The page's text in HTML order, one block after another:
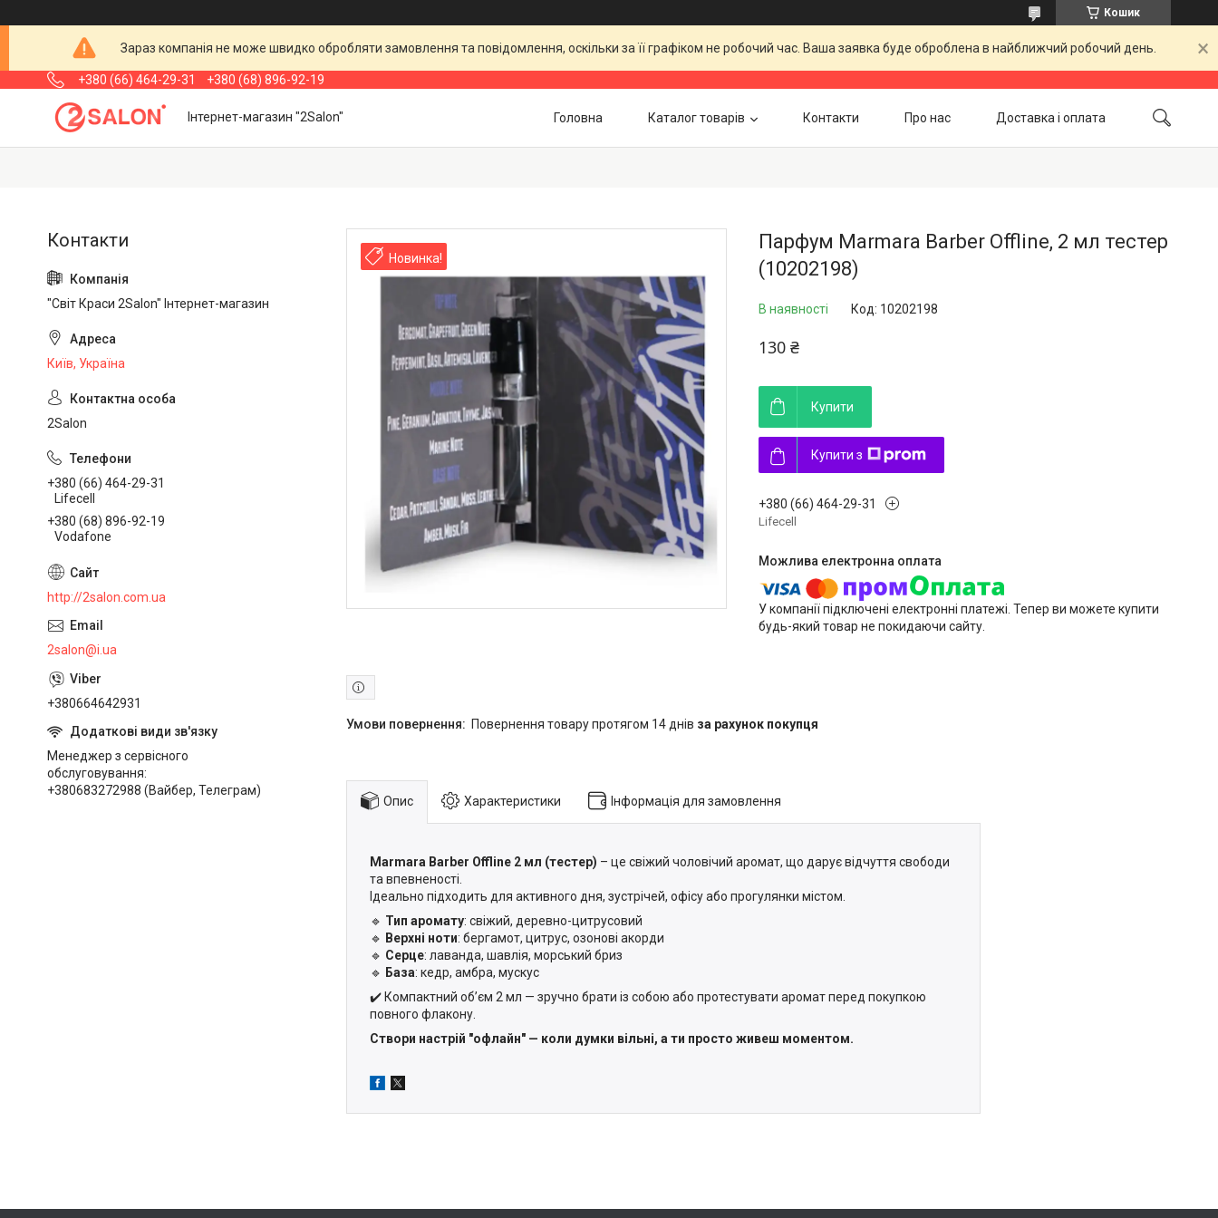
Кошик
Зараз компанія не може швидко обробляти замовлення та повідомлення, оскільки за її графіком не робочий час. Ваша заявка буде оброблена в найближчий робочий день.
+380 (66) 464-29-31 +380 (68) 896-92-19
Інтернет-магазин "2Salon" Головна Каталог товарів Контакти Про нас Доставка і оплата
Новинка!
Парфум Marmara Barber Offline, 2 мл тестер
(10202198)
В наявності Код: 10202198
130 ₴
Купити
Купити з
+380 (66) 464-29-31
Lifecell
У компанії підключені електронні платежі. Тепер ви можете купити
будь-який товар не покидаючи сайту.
повернення товару протягом 14 днів за рахунок покупця
Опис Характеристики Інформація для замовлення
Marmara Barber Offline 2 мл (тестер) – це свіжий чоловічий аромат, що дарує відчуття свободи
та впевненості.
Ідеально підходить для активного дня, зустрічей, офісу або прогулянки містом.
🔹 Тип аромату: свіжий, деревно-цитрусовий
🔹 Верхні ноти: бергамот, цитрус, озонові акорди
🔹 Серце: лаванда, шавлія, морський бриз
🔹 База: кедр, амбра, мускус
✔️ Компактний об’єм 2 мл — зручно брати із собою або протестувати аромат перед покупкою
повного флакону.
Створи настрій "офлайн" — коли думки вільні, а ти просто живеш моментом.
"Світ Краси 2Salon" Інтернет-магазин
Київ, Україна
2Salon
+380 (66) 464-29-31
Lifecell
+380 (68) 896-92-19
Vodafone
http://2salon.com.ua
2salon@i.ua
+380664642931
Менеджер з сервісного
обслуговування
+380683272988 (Вайбер, Телеграм)